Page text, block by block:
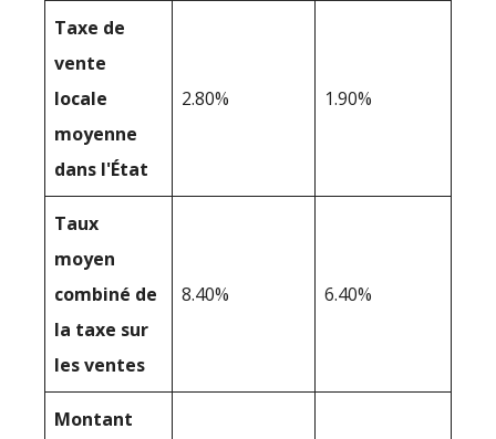
Taxe de
vente
locale
moyenne
dans l'État
2.80% 1.90%
Taux
moyen
combiné de
la taxe sur
les ventes
8.40% 6.40%
Montant